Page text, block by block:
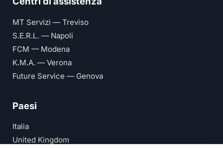
MT Servizi — Treviso
S.E.R.L. — Napoli
FCM — Modena
K.M.A. — Verona
Future Service — Genova
Paesi
Italia
United Kingdom